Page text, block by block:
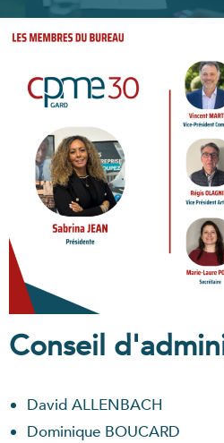
Conseil
David ALLENBACH
Dominique BOUCARD